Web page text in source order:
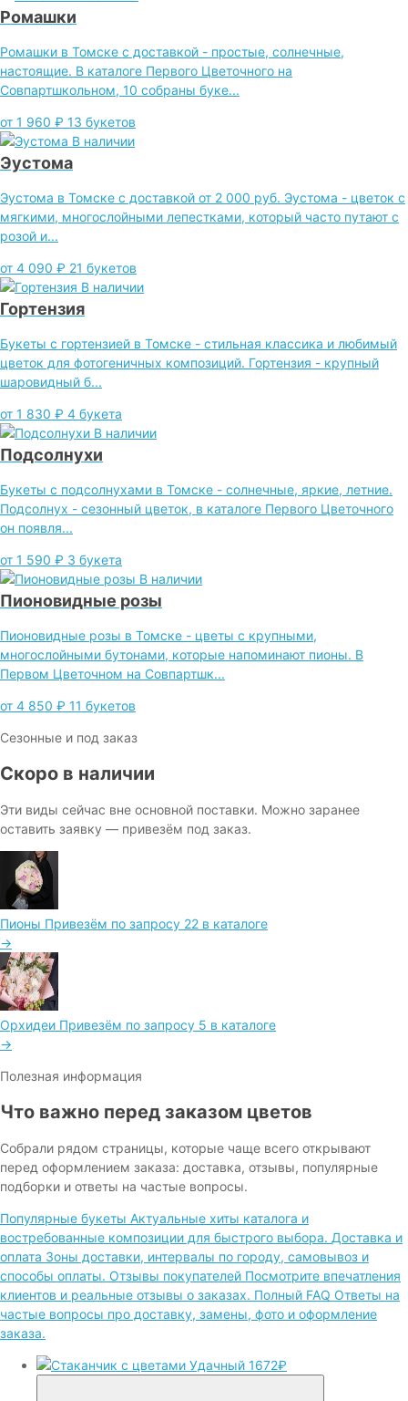
Ромашки
Ромашки в Томске с доставкой - простые, солнечные,
настоящие. В каталоге Первого Цветочного на
Совпартшкольном, 10 собраны буке...
от 1 960 ₽ 13 букетов
В наличии
Эустома
Эустома в Томске с доставкой от 2 000 руб. Эустома - цветок с
мягкими, многослойными лепестками, который часто путают с
розой и...
от 4 090 ₽ 21 букетов
В наличии
Гортензия
Букеты с гортензией в Томске - стильная классика и любимый
цветок для фотогеничных композиций. Гортензия - крупный
шаровидный б...
от 1 830 ₽ 4 букета
В наличии
Подсолнухи
Букеты с подсолнухами в Томске - солнечные, яркие, летние.
Подсолнух - сезонный цветок, в каталоге Первого Цветочного
он появля...
от 1 590 ₽ 3 букета
В наличии
Пионовидные розы
Пионовидные розы в Томске - цветы с крупными,
многослойными бутонами, которые напоминают пионы. В
Первом Цветочном на Совпартшк...
от 4 850 ₽ 11 букетов
Сезонные и под заказ
Скоро в наличии
Эти виды сейчас вне основной поставки. Можно заранее
оставить заявку — привезём под заказ.
Пионы Привезём по запросу 22 в каталоге
→
Орхидеи Привезём по запросу 5 в каталоге
→
Полезная информация
Что важно перед заказом цветов
Собрали рядом страницы, которые чаще всего открывают
перед оформлением заказа: доставка, отзывы, популярные
подборки и ответы на частые вопросы.
Популярные букеты Актуальные хиты каталога и
востребованные композиции для быстрого выбора. Доставка и
оплата Зоны доставки, интервалы по городу, самовывоз и
способы оплаты. Отзывы покупателей Посмотрите впечатления
клиентов и реальные отзывы о заказах. Полный FAQ Ответы на
частые вопросы про доставку, замены, фото и оформление
заказа.
1672₽